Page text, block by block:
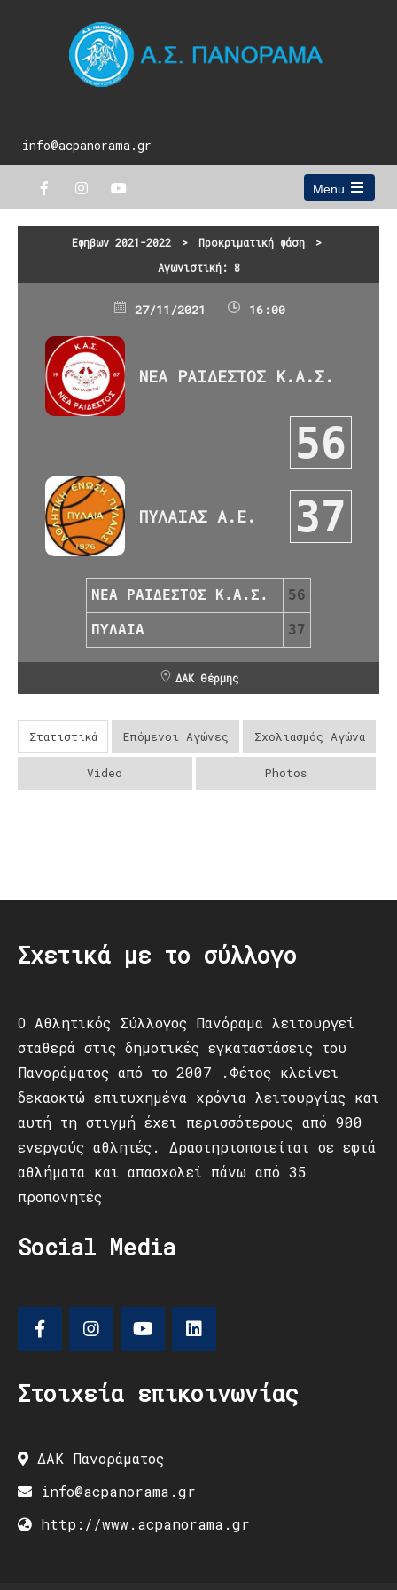
info@acpanorama.gr
Menu
Open
main
Εφηβων 2021-2022 > Προκριματική φάση
>
Αγωνιστική: 8
27/11/2021 16:00
ΝΕΑ ΡΑΙΔΕΣΤΟΣ Κ.Α.Σ.
56
ΠΥΛΑΙΑΣ Α.Ε. 37
ΝΕΑ ΡΑΙΔΕΣΤΟΣ Κ.Α.Σ. 56
ΠΥΛΑΙΑ 37
ΔΑΚ Θέρμης
Στατιστικά Επόμενοι Αγώνες Σχολιασμός Αγώνα
Video Photos
Σχετικά με το σύλλογο
Ο Αθλητικός Σύλλογος Πανόραμα λειτουργεί
σταθερά στις δημοτικές εγκαταστάσεις του
Πανοράματος από το 2007 .Φέτος κλείνει
δεκαοκτώ επιτυχημένα χρόνια λειτουργίας και
αυτή τη στιγμή έχει περισσότερους από 900
ενεργούς αθλητές. Δραστηριοποιείται σε εφτά
αθλήματα και απασχολεί πάνω από 35
προπονητές
Social Media
Στοιχεία επικοινωνίας
ΔΑΚ Πανοράματος
info@acpanorama.gr
http://www.acpanorama.gr